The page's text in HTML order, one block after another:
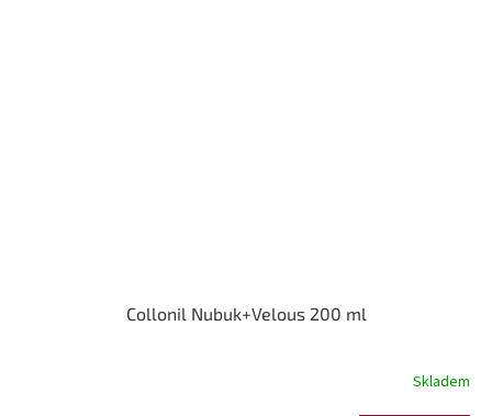
Collonil Nubuk+Velous 200 ml
Skladem